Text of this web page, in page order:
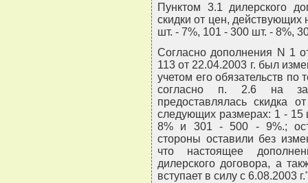
Пунктом 3.1 дилерского
скидки от цен,
шт. - 7%, 101 - 300 шт. - 8%,
Согласно дополнения N 1
113 от 22.04.2003 г. был
учетом его обязательств
согласно п. 2.6 на
предоставлялась скидка
следующих размерах: 1 - 15
8% и 301 - 500 - 9%.;
стороны оставили без
что настоящее
дилерского договора, а
вступает в силу с 6.08.2003